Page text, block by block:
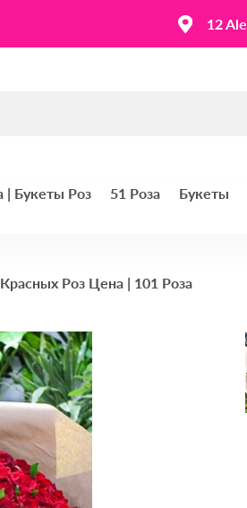
12
| Букеты Роз 51 Роза Букеты
Роз Цена | 101 Роза